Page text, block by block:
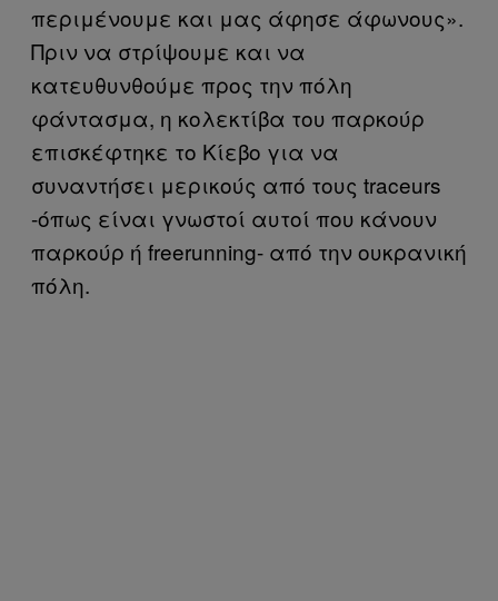
περιμένουμε και μας άφησε άφωνους».
Πριν να στρίψουμε και να
κατευθυνθούμε προς την πόλη
φάντασμα, η κολεκτίβα του παρκούρ
επισκέφτηκε το Κίεβο για να
συναντήσει μερικούς από τους traceurs
-όπως είναι γνωστοί αυτοί που κάνουν
παρκούρ ή freerunning- από την ουκρανική
πόλη.